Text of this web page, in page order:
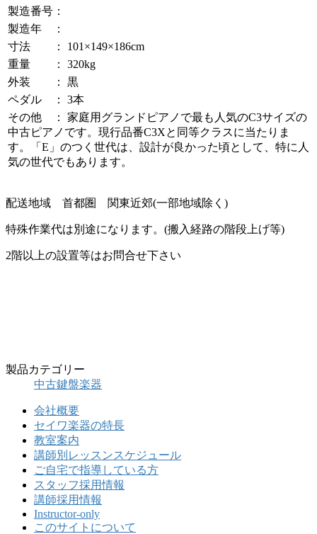
製造番号：
製造年 ：
寸法 ： 101×149×186cm
重量 ： 320kg
外装 ： 黒
ペダル ： 3本
その他 ： 家庭用グランドピアノで最も人気のC3サイズの
中古ピアノです。現行品番C3Xと同等クラスに当たりま
す。「E」のつく世代は、設計が良かった頃として、特に人
気の世代でもあります。
配送地域 首都圏 関東近郊(一部地域除く)
特殊作業代は別途になります。(搬入経路の階段上げ等)
2階以上の設置等はお問合せ下さい
製品カテゴリー
中古鍵盤楽器
会社概要
セイワ楽器の特長
教室案内
講師別レッスンスケジュール
ご自宅で指導している方
スタッフ採用情報
講師採用情報
Instructor-only
このサイトについて